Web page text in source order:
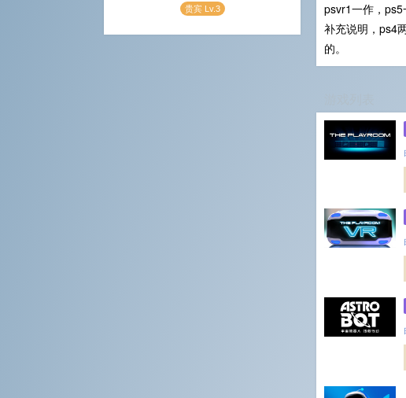
psvr1一作，ps5
补充说明，ps4
的。
贵宾 Lv.3